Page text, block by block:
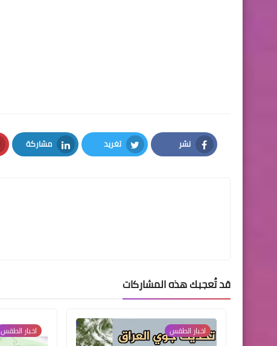
نشر
Facebook
تغريد
Twitter
مشاركة
LinkedIn
قد تُعجبك هذه المشاركات
اخبار الطقس اخبار الطقس